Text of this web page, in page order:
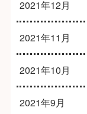
2021年12月
2021年11月
2021年10月
2021年9月